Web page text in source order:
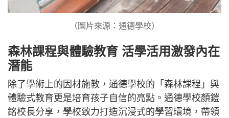
（圖片來源：通德學校）
森林課程與體驗教育 活學活用激發內在
潛能
除了學術上的因材施教，通德學校的「森林課程」與
體驗式教育更是培育孩子自信的亮點。通德學校顏鎧
銘校長分享，學校致力打造沉浸式的學習環境，帶領